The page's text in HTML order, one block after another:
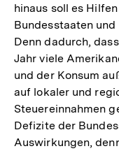
hinaus soll es
Bundesstaaten
Denn dadurch,
Jahr viele
und der Konsum
auf lokaler und
Steuereinnahmen
Defizite der
Auswirkungen,